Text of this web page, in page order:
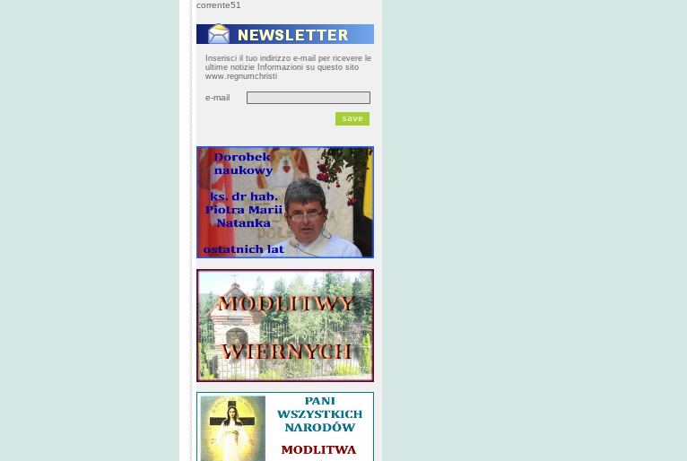
corrente51
Inserisci il tuo indirizzo e-mail per ricevere le
ultime notizie Informazioni su questo sito
www.regnumchristi
e-mail